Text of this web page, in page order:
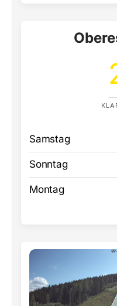
Samstag
Sonntag
Montag